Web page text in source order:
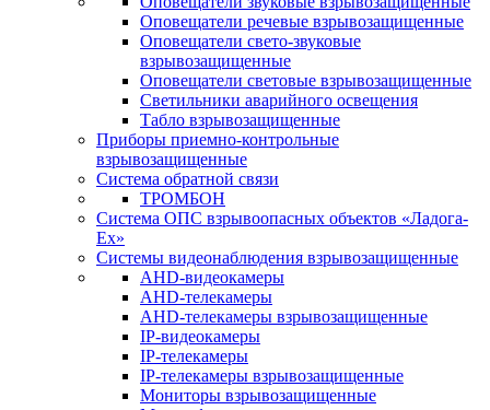
Оповещатели речевые взрывозащищенные
Оповещатели свето-звуковые
взрывозащищенные
Оповещатели световые взрывозащищенные
Светильники аварийного освещения
Табло взрывозащищенные
Приборы приемно-контрольные
взрывозащищенные
Система обратной связи
ТРОМБОН
Система ОПС взрывоопасных объектов «Ладога-
Ex»
Системы видеонаблюдения взрывозащищенные
AHD-видеокамеры
AHD-телекамеры
AHD-телекамеры взрывозащищенные
IP-видеокамеры
IP-телекамеры
IP-телекамеры взрывозащищенные
Мониторы взрывозащищенные